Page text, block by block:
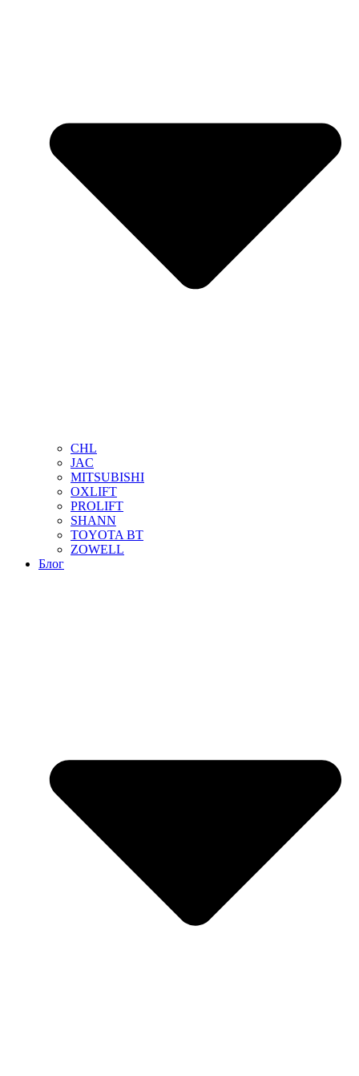
CHL
JAC
MITSUBISHI
OXLIFT
PROLIFT
SHANN
TOYOTA BT
ZOWELL
Блог